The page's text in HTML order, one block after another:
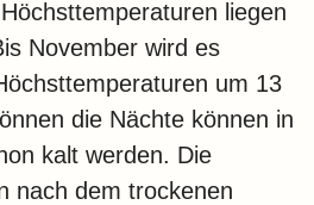
liegen
November wird es
um 13
die Nächte können in
kalt werden. Die
nach dem trockenen